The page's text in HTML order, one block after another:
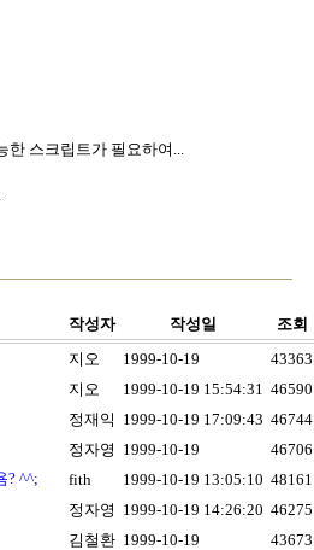
한 스크립트가 필요하여...
작성자 작성일
조회
지오 1999-10-19
43363
지오 1999-10-19 15:54:31 46590
정재익 1999-10-19 17:09:43 46744
정자영 1999-10-19
46706
? ^^; fith 1999-10-19 13:05:10 48161
정자영 1999-10-19 14:26:20 46275
김철환 1999-10-19
43673